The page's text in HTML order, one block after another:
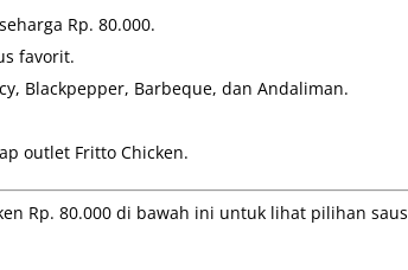
Rp. 80.000.
favorit.
Blackpepper, Barbeque, dan Andaliman.
outlet Fritto Chicken.
Rp. 80.000 di bawah ini untuk lihat pilihan saus